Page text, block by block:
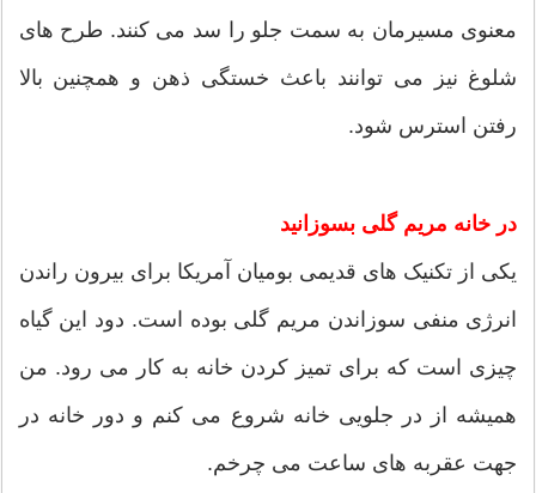
معنوی مسیرمان به سمت جلو را سد می کنند. طرح های
شلوغ نیز می توانند باعث خستگی ذهن و همچنین بالا
رفتن استرس شود.
در خانه مریم گلی بسوزانید
یکی از تکنیک های قدیمی بومیان آمریکا برای بیرون راندن
انرژی منفی سوزاندن مریم گلی بوده است. دود این گیاه
چیزی است که برای تمیز کردن خانه به کار می رود. من
همیشه از در جلویی خانه شروع می کنم و دور خانه در
جهت عقربه های ساعت می چرخم.